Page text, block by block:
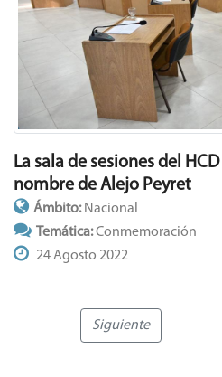
La sala de sesiones del
nombre de Alejo Peyret
Ámbito: Nacional
Temática:Conmemoración
24 Agosto 2022
Siguiente